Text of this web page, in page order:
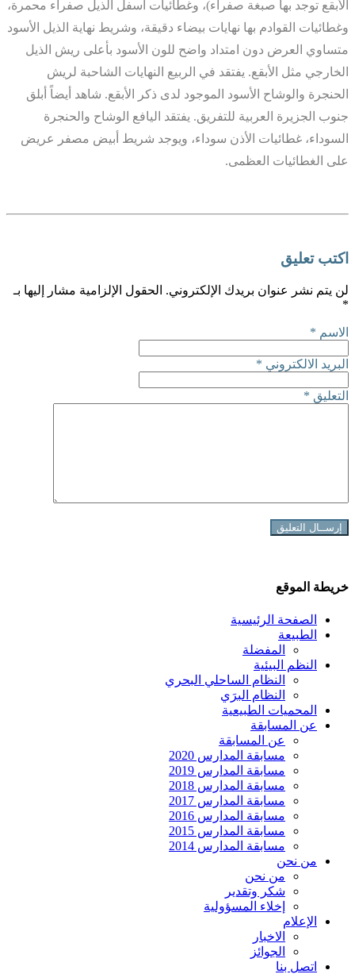
الأبقع توجد بها صبغة صفراء)، وغطائيات أسفل الذيل صفراء محمرة،
وغطائيات القوادم بها نهايات بيضاء دقيقة، وشريط نهاية الذيل الأسود
متساوي العرض دون امتداد واضح للون الأسود بأعلى ريش الذيل
الخارجي مثل الأبقع. يفتقد في الربيع النهايات الشاحبة لريش
الحنجرة والوشاح الأسود الموجود لدى ذكر الأبقع. شاهد أيضاً أبلق
جنوب الجزيرة العربية للتفريق. يفتقد اليافع الوشاح والحنجرة
السوداء، غطائيات الأذن سوداء، ويوجد شريط أبيض مصفر عريض
على الغطائيات العظمى.
اكتب تعليق
لن يتم نشر عنوان بريدك الإلكتروني. الحقول الإلزامية مشار إليها بـ
*
الاسم *
البريد الالكتروني *
التعليق *
خريطة الموقع
الصفحة الرئيسية
الطبيعة
المفضلة
النظم البيئية
النظام الساحلي البحري
النظام البرَي
المحميات الطبيعية
عن المسابقة
عن المسابقة
مسابقة المدارس 2020
مسابقة المدارس 2019
مسابقة المدارس 2018
مسابقة المدارس 2017
مسابقة المدارس 2016
مسابقة المدارس 2015
مسابقة المدارس 2014
من نحن
من نحن
شكر وتقدير
إخلاء المسؤولية
الإعلام
الاخبار
الجوائز
اتصل بنا